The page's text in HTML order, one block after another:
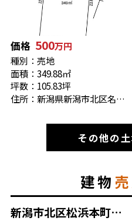
価格 500万円
種別：売地
面積：349.88㎡
坪数：105.83坪
住所：新潟県新潟市北区名目所３丁目1439番2
その他の
建物
新潟市北区松浜本町1丁目 中村邸